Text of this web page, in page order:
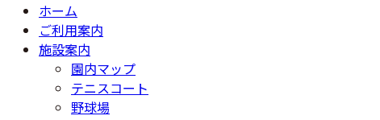
ホーム
ご利用案内
施設案内
園内マップ
テニスコート
野球場